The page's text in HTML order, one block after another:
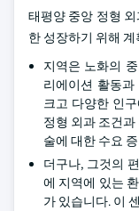
태평양 중앙 정형
한 성장하기 위해
지역은 노화의
리에이션 활동
크고 다양한 인
정형 외과 조건
술에 대한 수요
더구나, 그것의
에 지역에 있는
가 있습니다. 이